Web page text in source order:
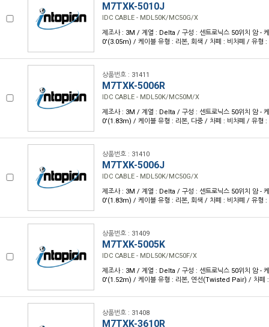
M7TXK-5010J
IDC CABLE - MDL50K/MC50G/X
제조사 : 3M / 계열 : Delta / 구성 : 센트로닉스 50위치 암 -
0'(3.05m) / 케이블 유형 : 리본, 회색 / 차폐 : 비차폐 / 유형 :
상품번호 : 31411
M7TXK-5006R
IDC CABLE - MDL50K/MC50M/X
제조사 : 3M / 계열 : Delta / 구성 : 센트로닉스 50위치 암 -
0'(1.83m) / 케이블 유형 : 리본, 다중 / 차폐 : 비차폐 / 유형 :
상품번호 : 31410
M7TXK-5006J
IDC CABLE - MDL50K/MC50G/X
제조사 : 3M / 계열 : Delta / 구성 : 센트로닉스 50위치 암 -
0'(1.83m) / 케이블 유형 : 리본, 회색 / 차폐 : 비차폐 / 유형 :
상품번호 : 31409
M7TXK-5005K
IDC CABLE - MDL50K/MC50F/X
제조사 : 3M / 계열 : Delta / 구성 : 센트로닉스 50위치 암 -
0'(1.52m) / 케이블 유형 : 리본, 연선(Twisted Pair) / 차폐 :
상품번호 : 31408
M7TXK-3610R